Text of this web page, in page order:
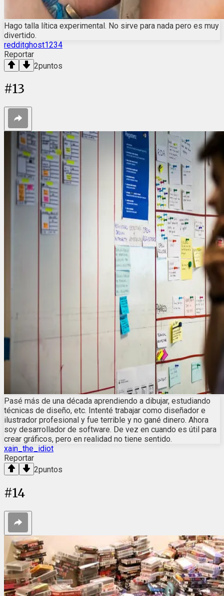
Hago talla lítica experimental. No sirve para nada pero es muy
divertido.
redditghost1234
Reportar
2puntos
#13
Pasé más de una década aprendiendo a dibujar, estudiando
técnicas de diseño, etc. Intenté trabajar como diseñador e
ilustrador profesional y fue terrible y no gané dinero. Ahora
soy desarrollador de software. De vez en cuando es útil para
crear gráficos, pero en realidad no tiene sentido.
xain_the_idiot
Reportar
2puntos
#14